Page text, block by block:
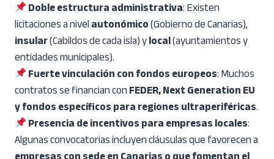
Doble estructura administrativa: Existen
licitaciones a nivelautonómico(Gobierno de Canarias),
insular(Cabildos de cada isla) ylocal(ayuntamientos y
entidades municipales).
Fuerte vinculación con fondos europeos: Muchos
contratos se financian conFEDER, Next Generation EU
y fondos específicos para regiones ultraperiféricas.
Presencia de incentivos para empresas locales:
Algunas convocatorias incluyen cláusulas que favorecen a